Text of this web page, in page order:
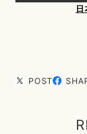
POST